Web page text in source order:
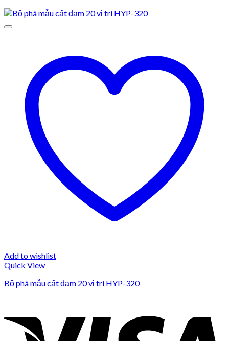
Add to wishlist
Quick View
Bộ phá mẫu cất đạm 20 vị trí HYP-320